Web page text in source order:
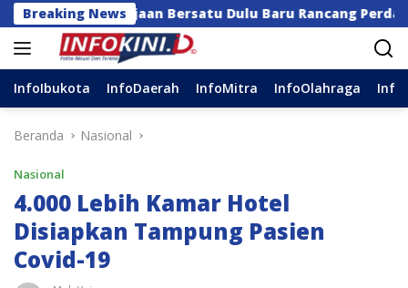
Langsung
ke
konten
Breaking News
Kerajaan Bersatu Dulu Baru Rancang Perda Baru!
InfoIbukota InfoDaerah InfoMitra InfoOlahraga
Beranda Nasional
Nasional
4.000 Lebih Kamar Hotel
Disiapkan Tampung Pasien
Covid-19